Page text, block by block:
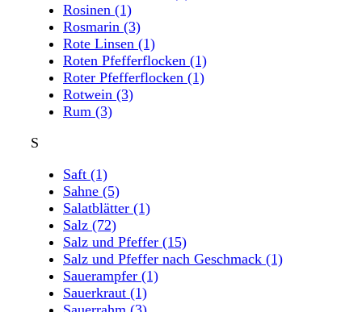
Rosinen (1)
Rosmarin (3)
Rote Linsen (1)
Roten Pfefferflocken (1)
Roter Pfefferflocken (1)
Rotwein (3)
Rum (3)
S
Saft (1)
Sahne (5)
Salatblätter (1)
Salz (72)
Salz und Pfeffer (15)
Salz und Pfeffer nach Geschmack (1)
Sauerampfer (1)
Sauerkraut (1)